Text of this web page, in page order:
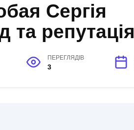
Сергія
та репутація
ПЕРЕГЛЯДІВ
3